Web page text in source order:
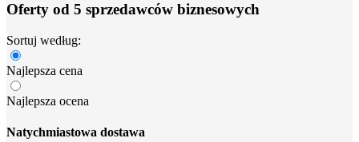
Oferty od 5 sprzedawców biznesowych
Sortuj według:
Najlepsza cena
Najlepsza ocena
Natychmiastowa dostawa